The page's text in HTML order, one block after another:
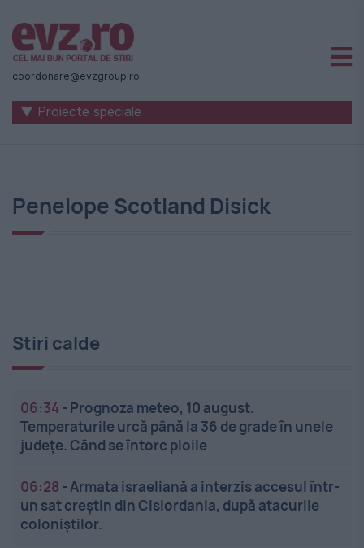
Știri
naționale
internaționale
-
Evenimentul
coordonare@evzgroup.ro
▼ Proiecte speciale
Penelope Scotland Disick
Stiri calde
06:34- Prognoza meteo, 10 august.
Temperaturile urcă până la 36 de grade în unele
județe. Când se întorc ploile
06:28 -Armata israeliană a interzis accesul într-
un sat creștin din Cisiordania, după atacurile
coloniștilor.